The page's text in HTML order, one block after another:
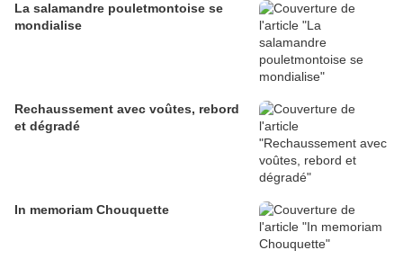
La salamandre pouletmontoise se
mondialise
Rechaussement avec voûtes, rebord
et dégradé
In memoriam Chouquette